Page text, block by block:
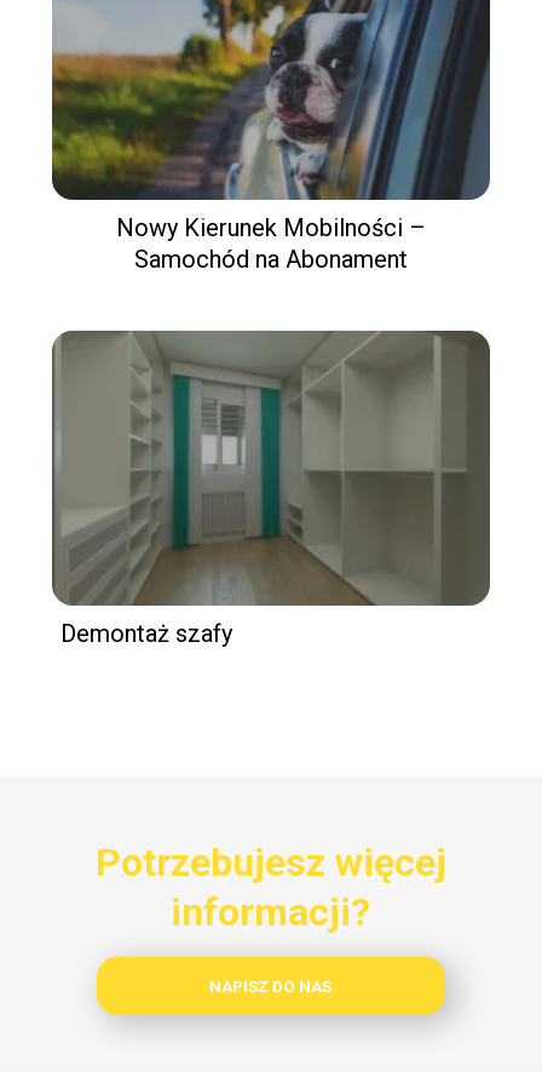
Nowy Kierunek Mobilności –
Samochód na Abonament
Demontaż szafy
Potrzebujesz więcej
informacji?
NAPISZ DO NAS